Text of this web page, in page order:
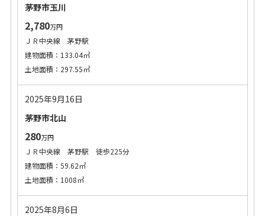
茅野市玉川
2,780万円
ＪＲ中央線 茅野駅
建物面積：133.04㎡
土地面積：297.55㎡
2025年9月16日
茅野市北山
280万円
ＪＲ中央線 茅野駅 徒歩225分
建物面積：59.62㎡
土地面積：1008㎡
2025年8月6日